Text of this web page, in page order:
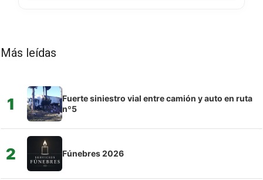
Más leídas
1
Fuerte siniestro vial entre camión y auto en ruta
nº5
2 Fúnebres 2026